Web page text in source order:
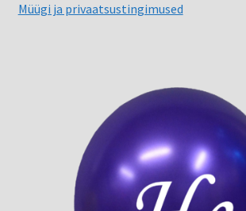
Müügi ja privaatsustingimused